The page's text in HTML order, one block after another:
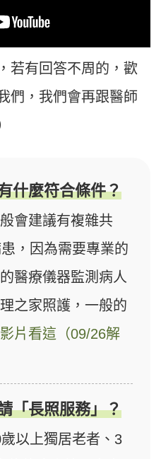
若有回答不周的，歡
們，我們會再跟醫師
什麼符合條件？
會建議有複雜共
，因為需要專業的
醫療儀器監測病人
之家照護，一般的
影片看這（09/26解
「長照服務」？
以上獨居老者、3